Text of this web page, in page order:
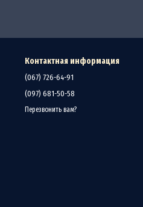
Контактная информация
(067) 726-64-91
(097) 681-50-58
Перезвонить вам?